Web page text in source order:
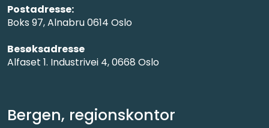
Bergen, regionskontor
Postadresse:
Boks 97, Alnabru 0614 Oslo
Besøksadresse
Alfaset 1. Industrivei 4, 0668 Oslo